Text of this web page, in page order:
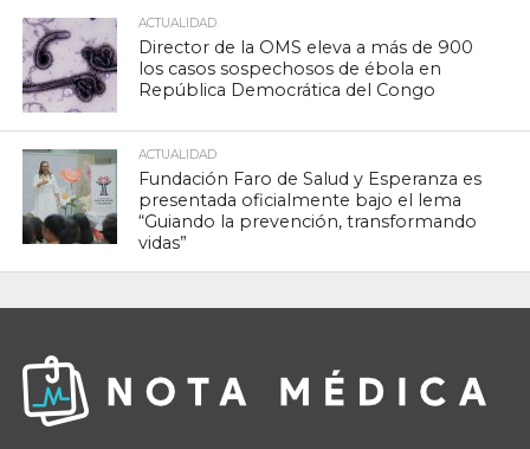
ACTUALIDAD
Director de la OMS eleva a más de 900
los casos sospechosos de ébola en
República Democrática del Congo
ACTUALIDAD
Fundación Faro de Salud y Esperanza es
presentada oficialmente bajo el lema
“Guiando la prevención, transformando
vidas”